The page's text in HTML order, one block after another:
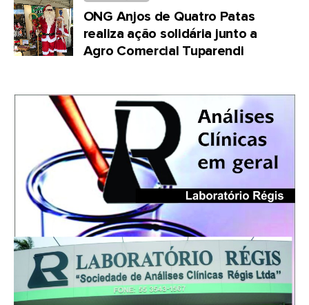
ONG Anjos de Quatro Patas
realiza ação solidária junto a
Agro Comercial Tuparendi